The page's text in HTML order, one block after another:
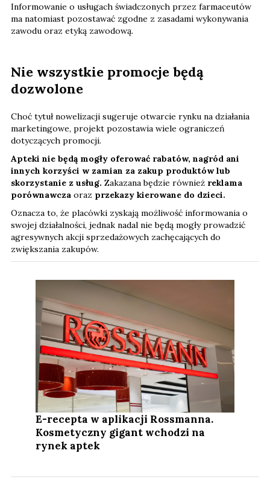
Informowanie o usługach świadczonych przez farmaceutów
ma natomiast pozostawać zgodne z zasadami wykonywania
zawodu oraz etyką zawodową.
Nie wszystkie promocje będą
dozwolone
Choć tytuł nowelizacji sugeruje otwarcie rynku na działania
marketingowe, projekt pozostawia wiele ograniczeń
dotyczących promocji.
Apteki nie będą mogły oferować rabatów, nagród ani
innych korzyści w zamian za zakup produktów lub
skorzystanie z usług. Zakazana będzie również reklama
porównawcza oraz przekazy kierowane do dzieci.
Oznacza to, że placówki zyskają możliwość informowania o
swojej działalności, jednak nadal nie będą mogły prowadzić
agresywnych akcji sprzedażowych zachęcających do
zwiększania zakupów.
E-recepta w aplikacji Rossmanna.
Kosmetyczny gigant wchodzi na
rynek aptek